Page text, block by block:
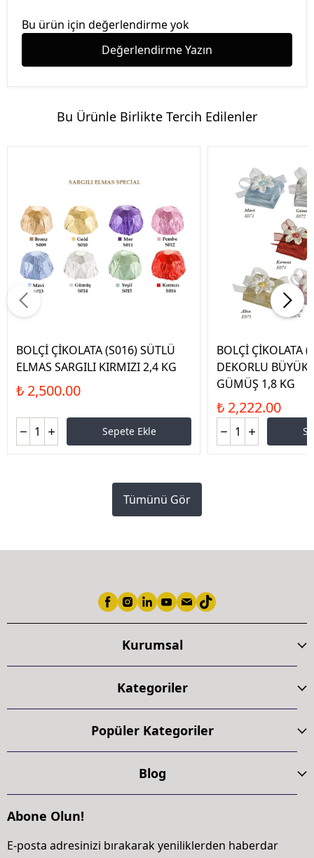
Bu ürün için değerlendirme yok
Değerlendirme Yazın
Bu Ürünle Birlikte Tercih Edilenler
BOLÇİ ÇİKOLATA (S016) SÜTLÜ
ELMAS SARGILI KIRMIZI 2,4 KG
₺ 2,500.00
Sepete Ekle
BOLÇİ ÇİKOLATA
DEKORLU BÜYÜK
GÜMÜŞ 1,8 KG
₺ 2,222.00
Tümünü Gör
Kurumsal
Kategoriler
Popüler Kategoriler
Blog
Abone Olun!
E-posta adresinizi bırakarak yeniliklerden haberdar